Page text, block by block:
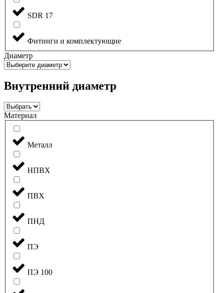
SDR 17
Фитинги и комплектующие
Диаметр
Внутренний диаметр
Материал
Металл
НПВХ
ПВХ
ПНД
ПЭ
ПЭ 100